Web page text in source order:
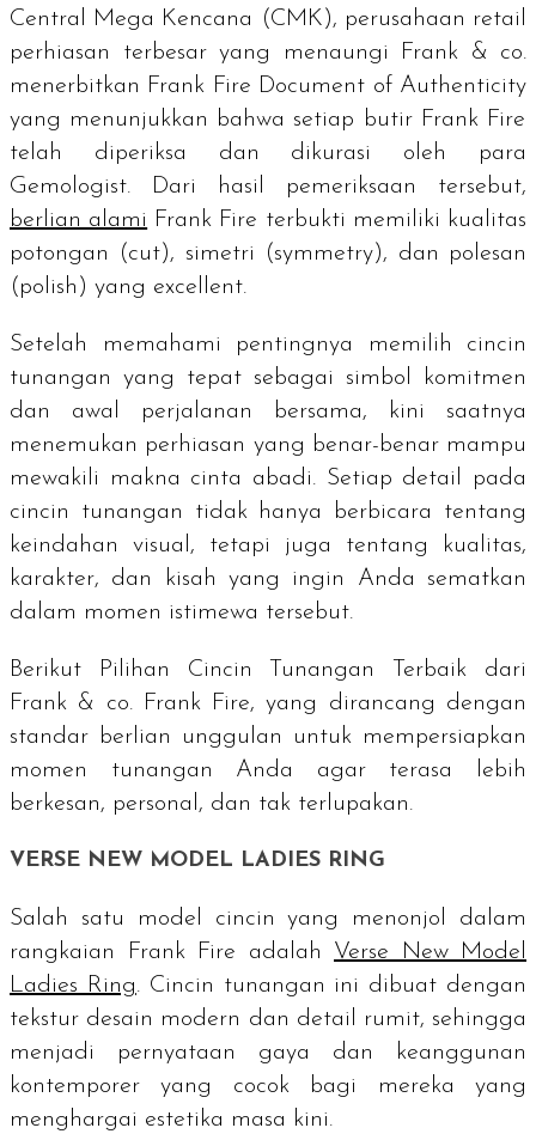
Central Mega Kencana (CMK), perusahaan retail
perhiasan terbesar yang menaungi Frank & co.
menerbitkan Frank Fire Document of Authenticity
yang menunjukkan bahwa setiap butir Frank Fire
telah diperiksa dan dikurasi oleh para
Gemologist. Dari hasil pemeriksaan tersebut,
berlian alami Frank Fire terbukti memiliki kualitas
potongan (cut), simetri (symmetry), dan polesan
( polish ) yang excellent.
Setelah memahami pentingnya memilih cincin
tunangan yang tepat sebagai simbol komitmen
dan awal perjalanan bersama, kini saatnya
menemukan perhiasan yang benar-benar mampu
mewakili makna cinta abadi. Setiap detail pada
cincin tunangan tidak hanya berbicara tentang
keindahan visual, tetapi juga tentang kualitas,
karakter, dan kisah yang ingin Anda sematkan
dalam momen istimewa tersebut.
Berikut Pilihan Cincin Tunangan Terbaik dari
Frank & co. Frank Fire, yang dirancang dengan
standar berlian unggulan untuk mempersiapkan
momen tunangan Anda agar terasa lebih
berkesan, personal, dan tak terlupakan.
VERSE NEW MODEL LADIES RING
Salah satu model cincin yang menonjol dalam
rangkaian Frank Fire adalah Verse New Model
Ladies Ring. Cincin tunangan ini dibuat dengan
tekstur desain modern dan detail rumit, sehingga
menjadi pernyataan gaya dan keanggunan
kontemporer yang cocok bagi mereka yang
menghargai estetika masa kini.